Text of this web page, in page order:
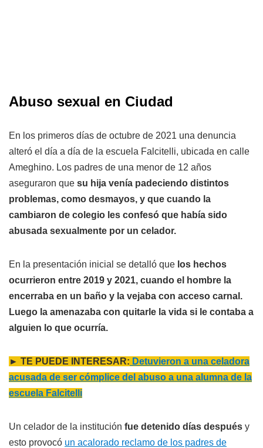
Abuso sexual en Ciudad
En los primeros días de octubre de 2021 una denuncia
alteró el día a día de la escuela Falcitelli, ubicada en calle
Ameghino. Los padres de una menor de 12 años
aseguraron que su hija venía padeciendo distintos
problemas, como desmayos, y que cuando la
cambiaron de colegio les confesó que había sido
abusada sexualmente por un celador.
En la presentación inicial se detalló que los hechos
ocurrieron entre 2019 y 2021, cuando el hombre la
encerraba en un baño y la vejaba con acceso carnal.
Luego la amenazaba con quitarle la vida si le contaba a
alguien lo que ocurría.
► TE PUEDE INTERESAR: Detuvieron a una celadora
acusada de ser cómplice del abuso a una alumna de la
escuela Falcitelli
Un celador de la institución fue detenido días después y
esto provocó un acalorado reclamo de los padres de